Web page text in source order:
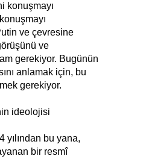
konuşmayı
ve çevresine
ve
gerekiyor. Bugünün
anlamak için, bu
gerekiyor.
ideolojisi
yılından bu yana,
bir resmî